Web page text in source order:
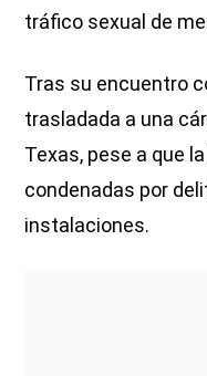
tráfico sexual de
Tras su encuentro
trasladada a una
Texas, pese a que
condenadas por
instalaciones.